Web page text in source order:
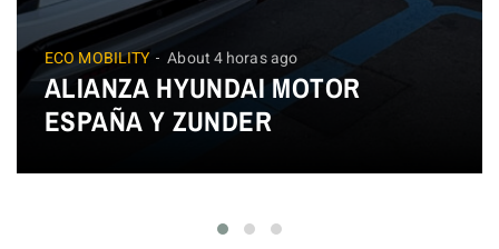
ECO MOBILITY About 4 horas ago
ALIANZA HYUNDAI MOTOR
ESPAÑA Y ZUNDER